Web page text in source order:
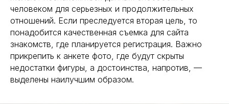
человеком для серьезных и продолжительных
отношений. Если преследуется вторая цель, то
понадобится качественная съемка для сайта
знакомств, где планируется регистрация. Важно
прикрепить к анкете фото, где будут скрыты
недостатки фигуры, а достоинства, напротив, —
выделены наилучшим образом.